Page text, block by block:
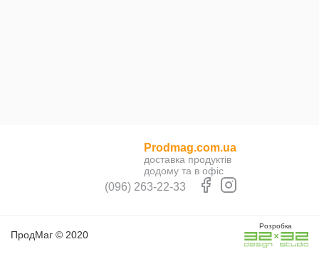
Prodmag.com.ua
доставка продуктів
додому та в офіс
(096) 263-22-33
ПродМаг © 2020
Розробка